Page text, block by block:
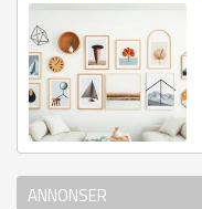
ANNONSER